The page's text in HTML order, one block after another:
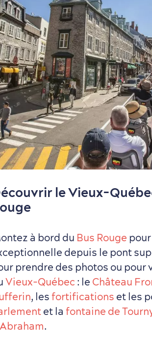
le Vieux-
à bord du Bus Rouge
depuis le pont
prendre des photos ou
Vieux-Québec : le Château
, les fortifications et les
et la fontaine de
.